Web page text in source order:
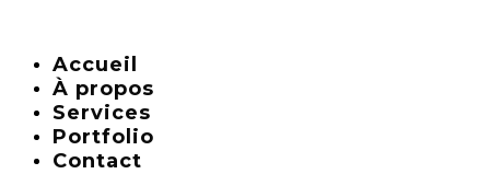
Accueil
À propos
Services
Portfolio
Contact